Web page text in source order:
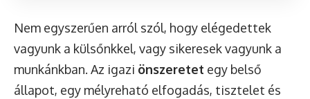
Nem egyszerűen arról szól, hogy elégedettek
vagyunk a külsőnkkel, vagy sikeresek vagyunk a
munkánkban. Az igazi önszeretet egy belső
állapot, egy mélyreható elfogadás, tisztelet és